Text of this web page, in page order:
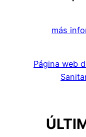
más
Página web